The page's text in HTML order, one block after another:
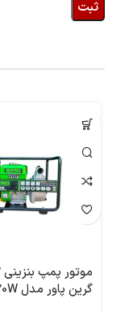
گرین پاور مدل GP20W